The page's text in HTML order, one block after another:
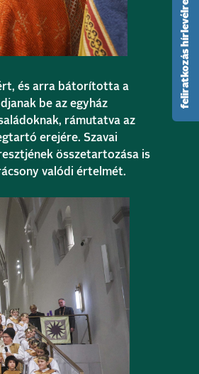
és arra bátorította a
be az egyház
rámutatva az
erejére. Szavai
összetartozása is
valódi értelmét.
feliratkozás hírlevélre